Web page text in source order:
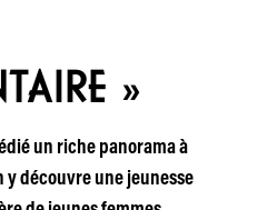
»
un riche panorama à
y découvre une jeunesse